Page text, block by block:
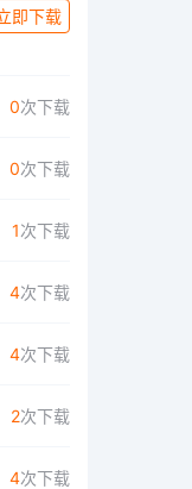
即下载
0次下载
0次下载
1次下载
4次下载
4次下载
2次下载
4次下载